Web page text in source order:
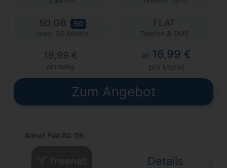
50 GB 5G
max. 50 Mbit/s
FLAT
Telefon & SMS
19,99 €
einmalig
ab 16,99 €
pro Monat
Zum Angebot
Allnet Flat 80 GB
Details